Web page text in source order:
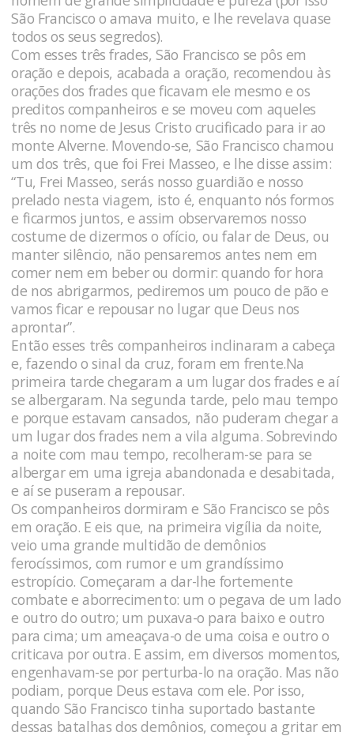
São Francisco o amava muito, e lhe revelava quase
todos os seus segredos).
Com esses três frades, São Francisco se pôs em
oração e depois, acabada a oração, recomendou às
orações dos frades que ficavam ele mesmo e os
preditos companheiros e se moveu com aqueles
três no nome de Jesus Cristo crucificado para ir ao
monte Alverne. Movendo-se, São Francisco chamou
um dos três, que foi Frei Masseo, e lhe disse assim:
“Tu, Frei Masseo, serás nosso guardião e nosso
prelado nesta viagem, isto é, enquanto nós formos
e ficarmos juntos, e assim observaremos nosso
costume de dizermos o ofício, ou falar de Deus, ou
manter silêncio, não pensaremos antes nem em
comer nem em beber ou dormir: quando for hora
de nos abrigarmos, pediremos um pouco de pão e
vamos ficar e repousar no lugar que Deus nos
aprontar”.
Então esses três companheiros inclinaram a cabeça
e, fazendo o sinal da cruz, foram em frente.Na
primeira tarde chegaram a um lugar dos frades e aí
se albergaram. Na segunda tarde, pelo mau tempo
e porque estavam cansados, não puderam chegar a
um lugar dos frades nem a vila alguma. Sobrevindo
a noite com mau tempo, recolheram-se para se
albergar em uma igreja abandonada e desabitada,
e aí se puseram a repousar.
Os companheiros dormiram e São Francisco se pôs
em oração. E eis que, na primeira vigília da noite,
veio uma grande multidão de demônios
ferocíssimos, com rumor e um grandíssimo
estropício. Começaram a dar-lhe fortemente
combate e aborrecimento: um o pegava de um lado
e outro do outro; um puxava-o para baixo e outro
para cima; um ameaçava-o de uma coisa e outro o
criticava por outra. E assim, em diversos momentos,
engenhavam-se por perturba-lo na oração. Mas não
podiam, porque Deus estava com ele. Por isso,
quando São Francisco tinha suportado bastante
dessas batalhas dos demônios, começou a gritar em